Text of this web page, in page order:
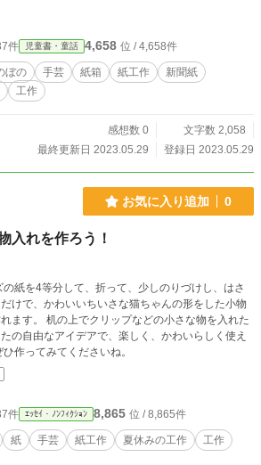
件 児童書・童話 4,658 位 / 4,658件
ぼの 手芸 紙箱 紙工作
新聞紙
工作
感想数 0
文字数 2,058
最終更新日 2023.05.29
登録日 2023.05.29
お気に入り追加 0
入れを作ろう！
の紙を4等分して、折って、少しのりづけし、はさ
けで、かわいいちいさな猫ちゃんの形をした小物
プなどの小さな物を入れた
の自由なアイデアで、楽しく、かわいらしく使え
。 ぜひ作ってみてくださいね。
件 ｴｯｾｲ・ﾉﾝﾌｨｸｼｮﾝ 8,865 位 / 8,865件
紙 手芸 紙工作 夏休みの工作
工作